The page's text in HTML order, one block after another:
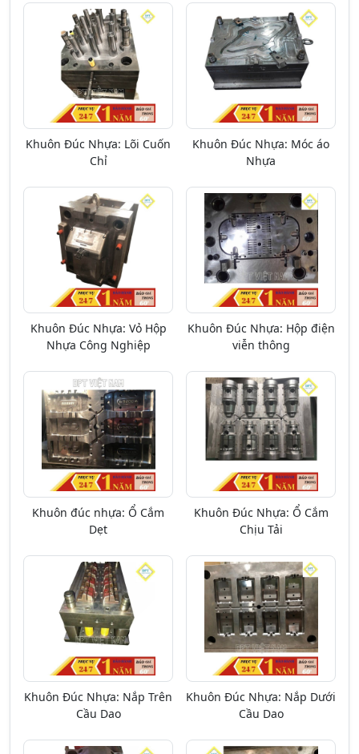
Khuôn Đúc Nhựa: Lõi Cuốn
Chỉ
Khuôn Đúc Nhựa: Móc áo
Nhựa
Khuôn Đúc Nhựa: Vỏ Hộp
Nhựa Công Nghiệp
Khuôn Đúc Nhựa: Hộp điện
viễn thông
Khuôn đúc nhựa: Ổ Cắm
Dẹt
Khuôn Đúc Nhựa: Ổ Cắm
Chịu Tải
Khuôn Đúc Nhựa: Nắp Trên
Cầu Dao
Khuôn Đúc Nhựa: Nắp Dưới
Cầu Dao